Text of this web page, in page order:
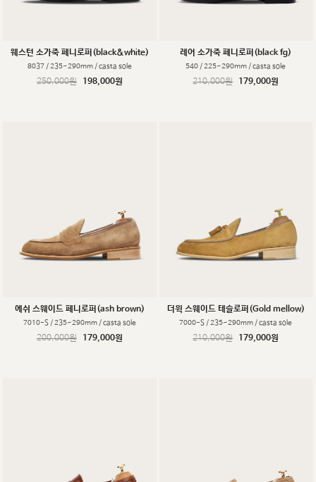
웨스턴 소가죽 페니로퍼(black&white)
8037 / 235~290mm / casta sole
250,000원 198,000원
레어 소가죽 페니로퍼(black fg)
540 / 225~290mm / casta sole
210,000원 179,000원
에쉬 스웨이드 페니로퍼(ash brown)
7010-S / 235~290mm / casta sole
200,000원 179,000원
더윅 스웨이드 테슬로퍼(Gold mellow)
7000-S / 235~290mm / casta sole
210,000원 179,000원